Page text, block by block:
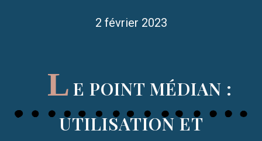
2 février 2023
L E POINT MÉDIAN :
UTILISATION ET